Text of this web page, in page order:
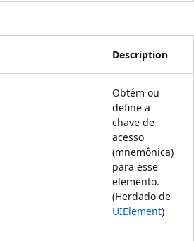
Description
Obtém ou
define a
chave de
acesso
(mnemônica)
para esse
elemento.
(Herdado de
UIElement)